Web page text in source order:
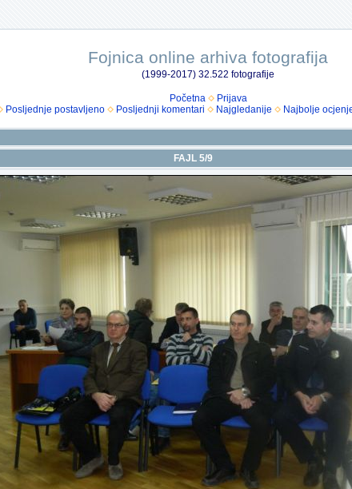
Fojnica online arhiva fotografija
(1999-2017) 32.522 fotografije
Početna
Prijava
Posljednje postavljeno Posljednji komentari Najgledanije Najbolje
FAJL 5/9